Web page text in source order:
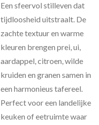
Een sfeervol stilleven dat
tijdloosheid uitstraalt. De
zachte textuur en warme
kleuren brengen prei, ui,
aardappel, citroen, wilde
kruiden en granen samen in
een harmonieus tafereel.
Perfect voor een landelijke
keuken of eetruimte waar